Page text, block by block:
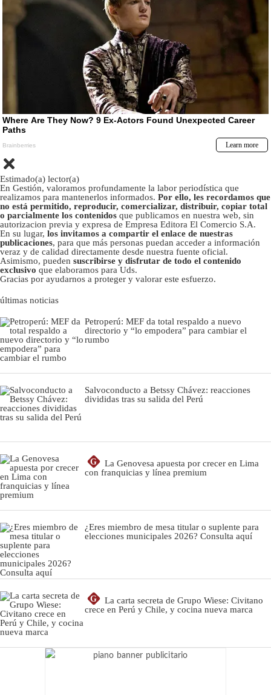
Estimado(a) lector(a)
En Gestión, valoramos profundamente la labor periodística que
realizamos para mantenerlos informados. Por ello, les recordamos que
no está permitido, reproducir, comercializar, distribuir, copiar total
o parcialmente los contenidos que publicamos en nuestra web, sin
autorizacion previa y expresa de Empresa Editora El Comercio S.A.
En su lugar, los invitamos a compartir el enlace de nuestras
publicaciones, para que más personas puedan acceder a información
veraz y de calidad directamente desde nuestra fuente oficial.
Asimismo, pueden suscribirse y disfrutar de todo el contenido
exclusivo que elaboramos para Uds.
Gracias por ayudarnos a proteger y valorar este esfuerzo.
últimas noticias
Petroperú: MEF da total respaldo a nuevo
directorio y “lo empodera” para cambiar el
rumbo
Salvoconducto a Betssy Chávez: reacciones
divididas tras su salida del Perú
G
La Genovesa apuesta por crecer en Lima
con franquicias y línea premium
¿Eres miembro de mesa titular o suplente para
elecciones municipales 2026? Consulta aquí
G
La carta secreta de Grupo Wiese: Civitano
crece en Perú y Chile, y cocina nueva marca